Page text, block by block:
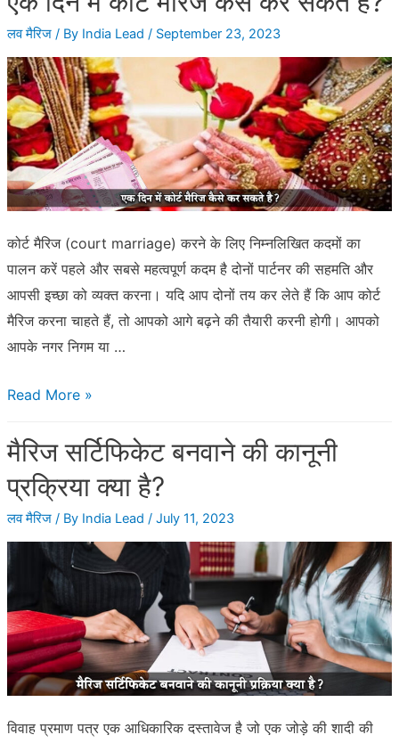
से
शादी
की
जा
सकती
है
लव मैरिज/ By India Lead / September 23, 2023
कोर्ट मैरिज (court marriage) करने के लिए निम्नलिखित कदमों का
पालन करें पहले और सबसे महत्वपूर्ण कदम है दोनों पार्टनर की सहमति और
आपसी इच्छा को व्यक्त करना। यदि आप दोनों तय कर लेते हैं कि आप कोर्ट
मैरिज करना चाहते हैं, तो आपको आगे बढ़ने की तैयारी करनी होगी। आपको
आपके नगर निगम या …
एक
में
मैरिज
कैसे
कर
Read More »
मैरिज सर्टिफिकेट बनवाने की कानूनी
प्रक्रिया क्या है?
लव मैरिज/ By India Lead / July 11, 2023
विवाह प्रमाण पत्र एक आधिकारिक दस्तावेज है जो एक जोड़े की शादी की